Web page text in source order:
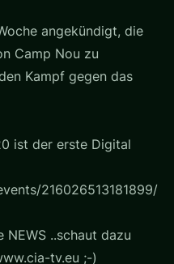
angekündigt, die
Camp Nou zu
Kampf gegen das
ist der erste Digital
216026513181899/
NEWS ..schaut dazu
tv.eu ;-)